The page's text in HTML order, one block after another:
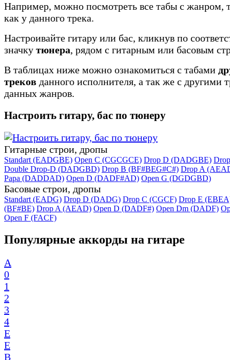
Например, можно посмотреть все табы с жанром,
как у данного трека.
Настроивайте гитару или бас, кликнув по
значку тюнера, рядом с гитарным или басовым
В таблицах ниже можно ознакомиться с табами
треков данного исполнителя, а так же с другими
данных жанров.
Настроить гитару, бас по тюнеру
Гитарные строи, дропы
Standart (EADGBE) Open C (CGCGCE) Drop D (DADGBE)
Double Drop-D (DADGBD) Drop B (BF#BEG#C#) Drop A
Papa (DADDAD) Open D (DADF#AD) Open G (DGDGBD)
Басовые строи, дропы
Standart (EADG) Drop D (DADG) Drop C (CGCF) Drop E
(BF#BE) Drop A (AEAD) Open D (DADF#) Open Dm (DADF)
Open F (FACF)
Популярные аккорды на гитаре
A
0
1
2
3
4
E
E
B